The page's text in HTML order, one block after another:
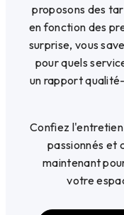
proposons des
en fonction des
surprise, vous
pour quels
un rapport
Confiez
passionnés et
maintenant
votre